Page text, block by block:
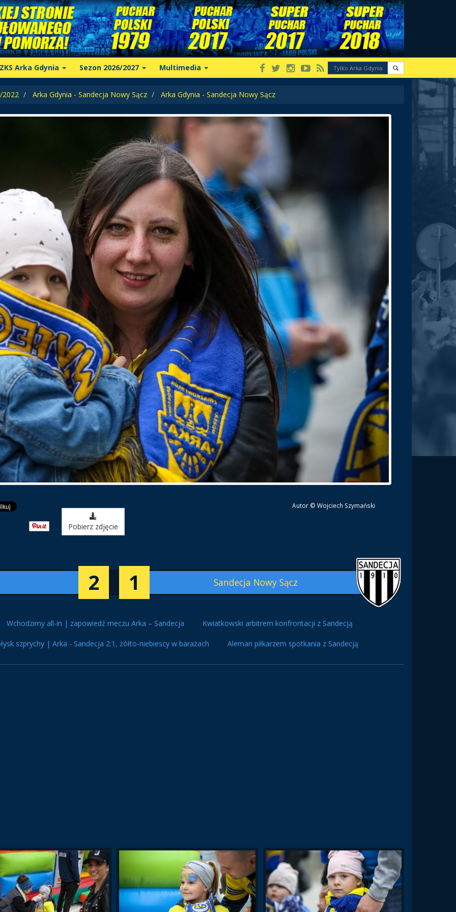
Arka Gdynia Sezon 2026/2027 Multimedia
2022 Arka Gdynia - Sandecja Nowy Sącz Arka Gdynia - Sandecja Nowy Sącz
Pobierz zdjęcie
Autor © Wojciech Szymański
2 1 Sandecja Nowy Sącz
Wchodzimy all-in | zapowiedź meczu Arka – Sandecja Kwiatkowski arbitrem konfrontacji z Sandecją
szprychy | Arka - Sandecja 2:1, żółto-niebiescy w barażach Aleman piłkarzem spotkania z Sandecją